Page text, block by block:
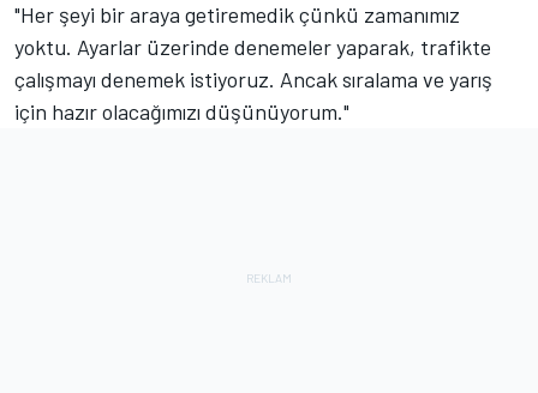
"Her şeyi bir araya getiremedik çünkü zamanımız
yoktu. Ayarlar üzerinde denemeler yaparak, trafikte
çalışmayı denemek istiyoruz. Ancak sıralama ve yarış
için hazır olacağımızı düşünüyorum."